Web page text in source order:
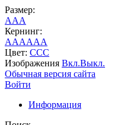
Размер:
AAA
Кернинг:
AAAAAA
Цвет: CCC
Изображения Вкл.Выкл.
Обычная версия сайта
Войти
Информация